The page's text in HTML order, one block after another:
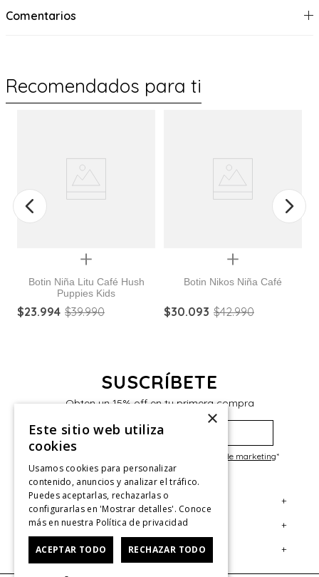
Comentarios
Recomendados para ti
Quickview
Botin Niña Litu Café Hush
Puppies Kids
$23.994 $39.990
Quickview
Botin Nikos Niña Café
$30.093 $42.990
SUSCRÍBETE
Obten un 15% off en tu primera compra
Políticas de privacidad de marketing*
Servicio al Consumidor +
Centro de Ayuda
Contáctanos
Legal +
Términos y Condiciones
Cuenta +
×
Este sitio web utiliza
cookies
Usamos cookies para personalizar
contenido, anuncios y analizar el tráfico.
Puedes aceptarlas, rechazarlas o
configurarlas en 'Mostrar detalles'. Conoce
más en nuestra Política de privacidad
ACEPTAR TODO RECHAZAR TODO